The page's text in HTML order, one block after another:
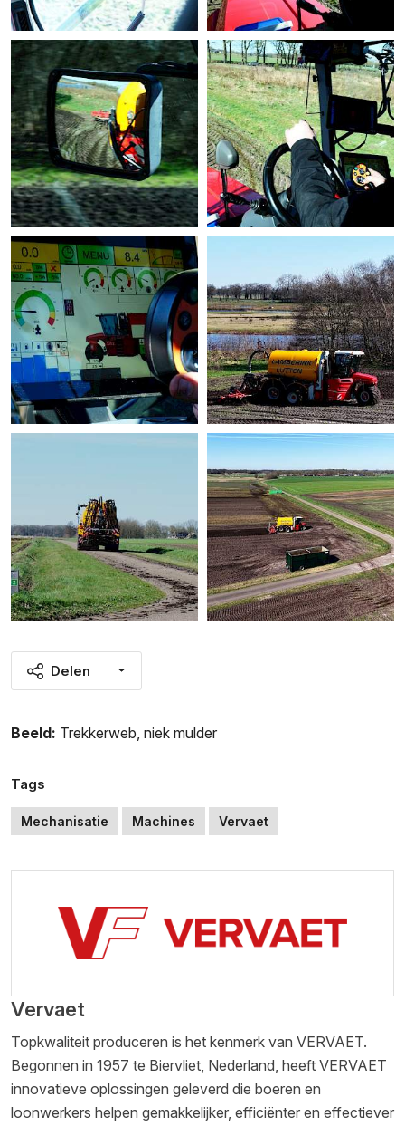
Delen
Beeld: Trekkerweb, niek mulder
Tags
Mechanisatie Machines Vervaet
Vervaet
Topkwaliteit produceren is het kenmerk van VERVAET.
Begonnen in 1957 te Biervliet, Nederland, heeft VERVAET
innovatieve oplossingen geleverd die boeren en
loonwerkers helpen gemakkelijker, efficiënter en effectiever